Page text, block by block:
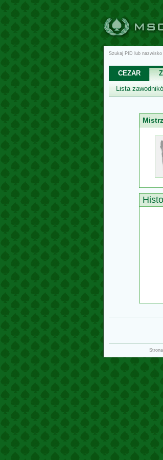
Szukaj PID lub nazwisko
CEZAR
Lista